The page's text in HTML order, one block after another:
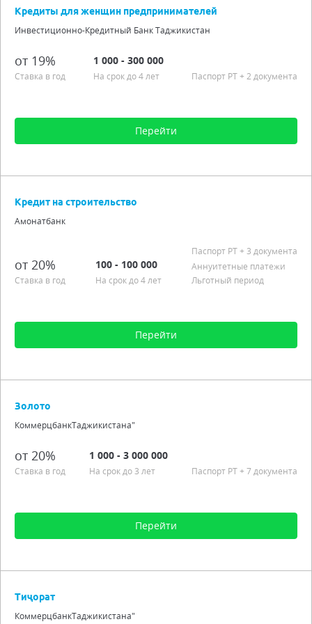
Процентная ставка от 19,00%
Гражданство РТ
Подробно
Кредиты для женщин предпринимателей
Инвестиционно-Кредитный Банк Таджикистан
от 19%
Ставка в год
1 000 - 300 000
На срок до 4 лет Паспорт РT+ 2 документа
Перейти
Процентная ставка от 19,00%
Подробно
Кредит на строительство
Амонатбанк
от 20%
Ставка в год
100 - 100 000
На срок до 4 лет
Паспорт РT+ 3 документа
Аннуитетные платежи
Льготный период
Перейти
Процентная ставка от 20,00%
Аннуитетные платежи
Льготный период
Подробно
Золото
КоммерцбанкТаджикистана"
от 20%
Ставка в год
1 000 - 3 000 000
На срок до 3 лет Паспорт РT+ 7 документа
Перейти
Процентная ставка от 20,00%
Тиҷорат
КоммерцбанкТаджикистана"